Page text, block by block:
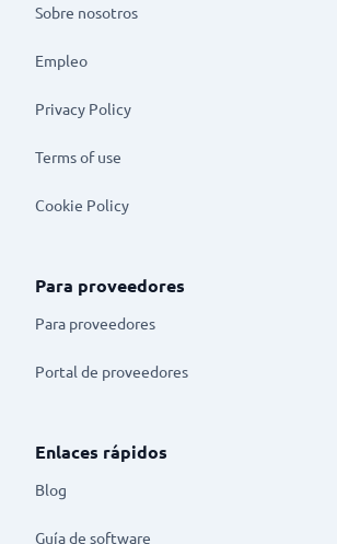
Sobre nosotros
Empleo
Privacy Policy
Terms of use
Cookie Policy
Para proveedores
Para proveedores
Portal de proveedores
Enlaces rápidos
Blog
Guía de software